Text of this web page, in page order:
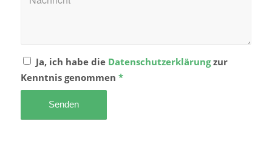
Ja, ich habe die Datenschutzerklärungzur
Kenntnis genommen *